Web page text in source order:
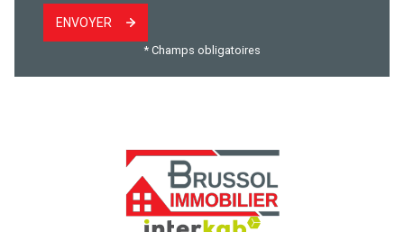
ENVOYER
* Champs obligatoires